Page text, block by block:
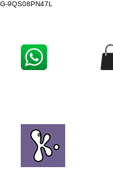
G-9QS08PN47L